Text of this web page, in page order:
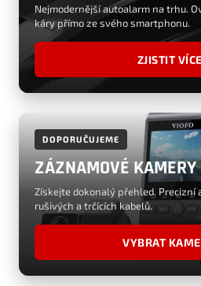
Nejmodernější autoalarm na trhu.
káry přímo ze svého smartphonu.
ZJISTIT
DOPORUČUJEME
ZÁZNAMOVÉ KAMERY
Získejte dokonalý přehled. Precizní
rušivých a trčících kabelů.
VYBRAT